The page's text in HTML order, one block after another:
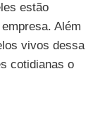
estão
Além
vivos dessa
cotidianas o